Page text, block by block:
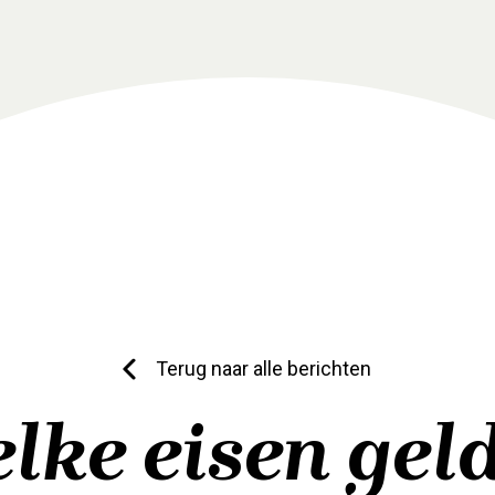
Terug naar alle berichten
eisen